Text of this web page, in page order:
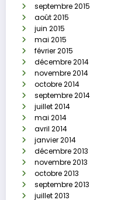
septembre 2015
août 2015
juin 2015
mai 2015
février 2015
décembre 2014
novembre 2014
octobre 2014
septembre 2014
juillet 2014
mai 2014
avril 2014
janvier 2014
décembre 2013
novembre 2013
octobre 2013
septembre 2013
juillet 2013